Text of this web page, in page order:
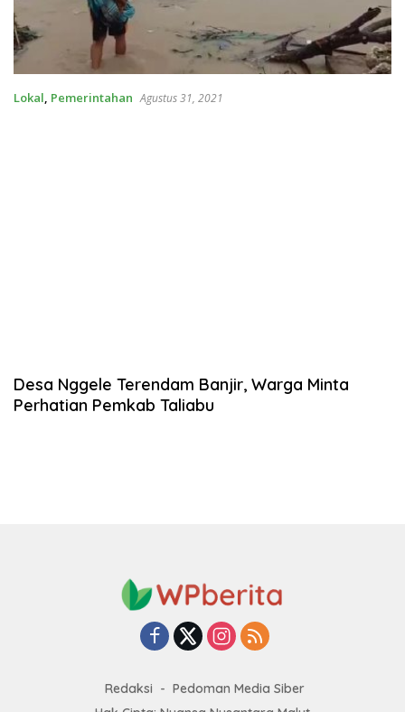
Lokal, Pemerintahan Agustus 31, 2021
Desa Nggele Terendam Banjir, Warga Minta
Perhatian Pemkab Taliabu
Redaksi
Pedoman Media Siber